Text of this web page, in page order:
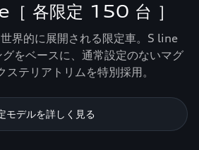
各限定 150 台 ］
界的に展開される限定車。S line
をベースに、通常設定のないマグ
テリアトリムを特別採用。
モデルを詳しく見る